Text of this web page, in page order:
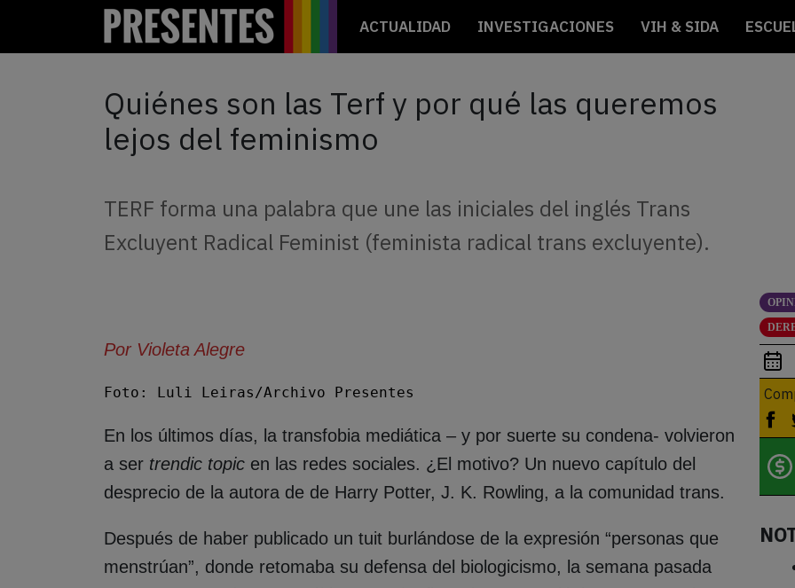
ACTUALIDAD INVESTIGACIONES VIH & SIDA
Quiénes son las Terf y por qué las queremos
lejos del feminismo
TERF forma una palabra que une las iniciales del inglés Trans
Excluyent Radical Feminist (feminista radical trans excluyente).
Por Violeta Alegre
Foto: Luli Leiras/Archivo Presentes
En los últimos días, la transfobia mediática – y por suerte su condena- volvieron
a ser trendic topic en las redes sociales. ¿El motivo? Un nuevo capítulo del
desprecio de la autora de de Harry Potter, J. K. Rowling, a la comunidad trans.
Después de haber publicado un tuit burlándose de la expresión “personas que
menstrúan”, donde retomaba su defensa del biologicismo, la semana pasada